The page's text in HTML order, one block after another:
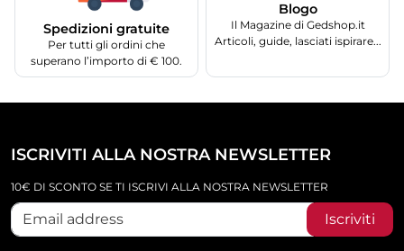
Spedizioni gratuite
Per tutti gli ordini che
superano l’importo di € 100.
Blogo
Il Magazine di Gedshop.it
Articoli, guide, lasciati ispirare...
ISCRIVITI ALLA NOSTRA NEWSLETTER
10€ DI SCONTO SE TI ISCRIVI ALLA NOSTRA NEWSLETTER
Iscriviti